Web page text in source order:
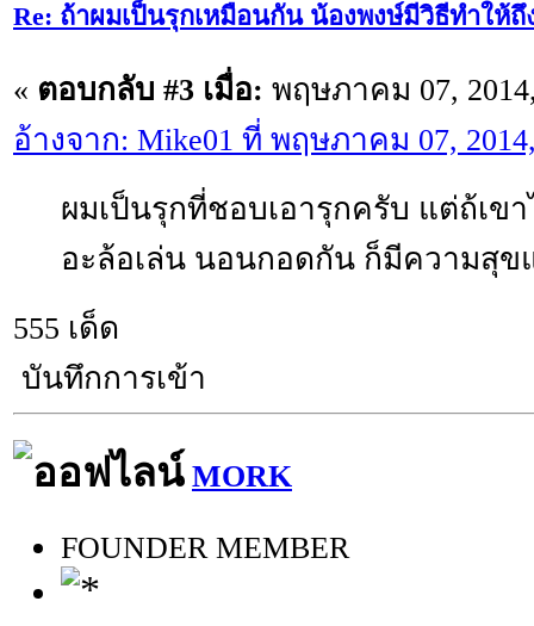
Re: ถ้าผมเป็นรุกเหมือนกัน น้องพงษ์มีวิธีทำให้ถึ
« ตอบกลับ #3 เมื่อ: พฤษภาคม 07,
อ้างจาก: Mike01 ที่ พฤษภาคม 07,
ผมเป็นรุกที่ชอบเอารุกครับ แต่ถ้เข
อะล้อเล่น นอนกอดกัน ก็มีความสุข
555 เด็ด
บันทึกการเข้า
MORK
FOUNDER MEMBER